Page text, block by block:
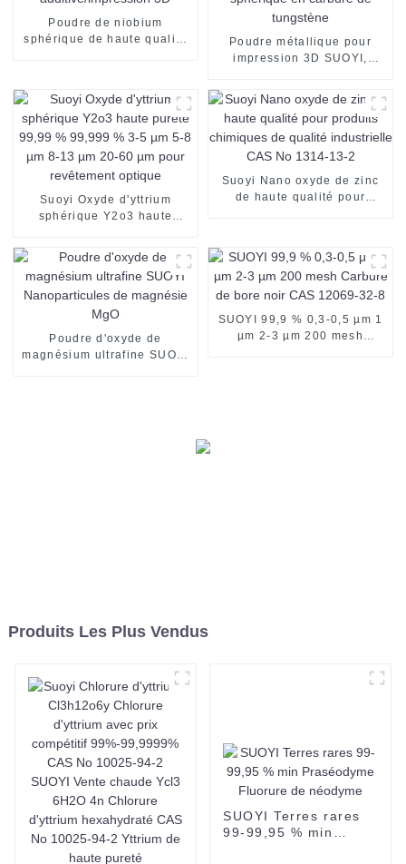
Poudre de niobium
sphérique de haute qualité
Poudre métallique pour
impression 3D SUOYI,
carbure de tungstène
Suoyi Oxyde d'yttrium
sphérique Y2o3 haute
5 µm 5-8 µm 8-13 µm 20-60
µm pour revêtement optique
Suoyi Nano oxyde de zinc
de haute qualité pour
Poudre d'oxyde de
magnésium ultrafine SUOYI
SUOYI 99,9 % 0,3-0,5 µm 1
µm 2-3 µm 200 mesh
Produits Les Plus Vendus
SUOYI Terres rares
99-99,95 % min